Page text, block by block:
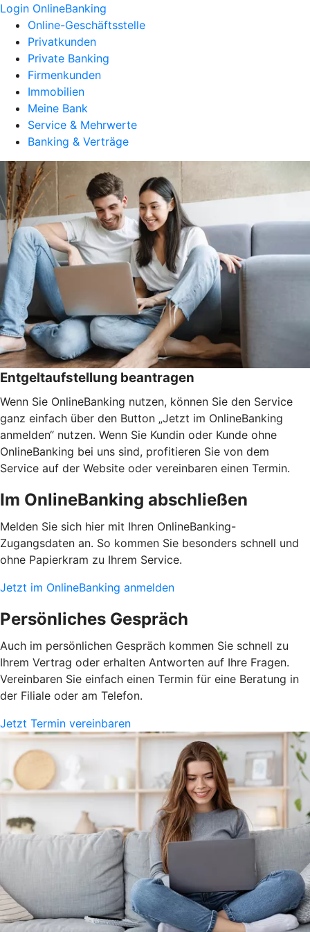
Login OnlineBanking
Online-Geschäftsstelle
Privatkunden
Private Banking
Firmenkunden
Immobilien
Meine Bank
Service & Mehrwerte
Banking & Verträge
Entgeltaufstellung beantragen
Wenn Sie OnlineBanking nutzen, können Sie den Service
ganz einfach über den Button „Jetzt im OnlineBanking
anmelden“ nutzen. Wenn Sie Kundin oder Kunde ohne
OnlineBanking bei uns sind, profitieren Sie von dem
Service auf der Website oder vereinbaren einen Termin.
Im OnlineBanking abschließen
Melden Sie sich hier mit Ihren OnlineBanking-
Zugangsdaten an. So kommen Sie besonders schnell und
ohne Papierkram zu Ihrem Service.
Jetzt im OnlineBanking anmelden
Persönliches Gespräch
Auch im persönlichen Gespräch kommen Sie schnell zu
Ihrem Vertrag oder erhalten Antworten auf Ihre Fragen.
Vereinbaren Sie einfach einen Termin für eine Beratung in
der Filiale oder am Telefon.
Jetzt Termin vereinbaren